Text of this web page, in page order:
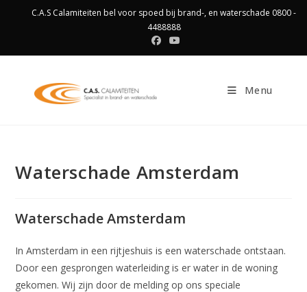
C.A.S Calamiteiten bel voor spoed bij brand-, en waterschade 0800 -
4488888
Menu
Waterschade Amsterdam
Waterschade Amsterdam
In Amsterdam in een rijtjeshuis is een waterschade ontstaan.
Door een gesprongen waterleiding is er water in de woning
gekomen. Wij zijn door de melding op ons speciale